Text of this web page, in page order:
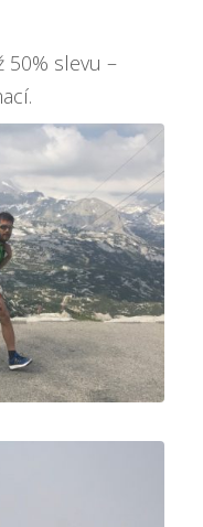
50% slevu –
.